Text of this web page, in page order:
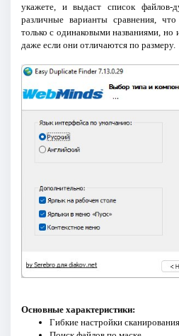
укажете, и выдаст список файлов-
различные варианты сравнения,
только с одинаковыми названиями,
даже если они отличаются по размеру.
Основные характеристики:
Гибкие настройки сканирования